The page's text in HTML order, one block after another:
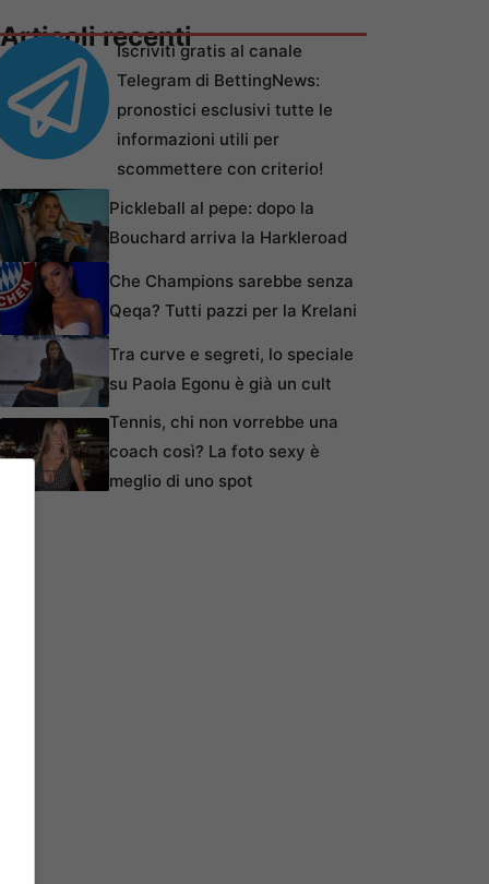
Articoli recentiIscriviti gratis al canale
Telegram di BettingNews:
pronostici esclusivi tutte le
informazioni utili per
scommettere con criterio!
Pickleball al pepe: dopo la
Bouchard arriva la Harkleroad
Che Champions sarebbe senza
Qeqa? Tutti pazzi per la Krelani
Tra curve e segreti, lo speciale
su Paola Egonu è già un cult
Tennis, chi non vorrebbe una
coach così? La foto sexy è
meglio di uno spot